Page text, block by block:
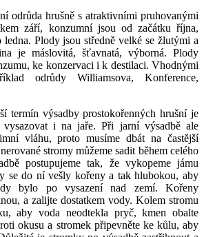
odrůda hrušně s atraktivními pruhovanými
září, konzumní jsou od začátku října,
Plody jsou středně velké se žlutými a
je máslovitá, šťavnatá, výborná. Plody
ke konzervaci i k destilaci. Vhodnými
odrůdy Williamsova, Konference,
termín výsadby prostokořenných hrušní je
i na jaře. Při jarní výsadbě ale
vláhu, proto musíme dbát na častější
stromy můžeme sadit během celého
postupujeme tak, že vykopeme jámu
se do ní vešly kořeny a tak hlubokou, aby
bylo po vysazení nad zemí. Kořeny
a zalijte dostatkem vody. Kolem stromu
aby voda neodtekla pryč, kmen obalte
okusu a stromek připevněte ke kůlu, aby